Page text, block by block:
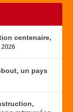
centenaire,
2026
un pays